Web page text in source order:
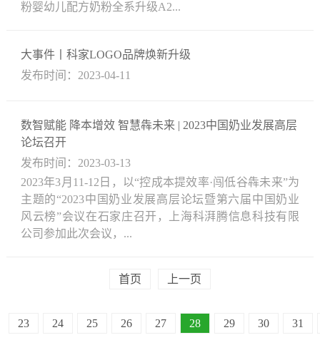
粉婴幼儿配方奶粉全系升级A2...
大事件丨科家LOGO品牌焕新升级
发布时间：2023-04-11
数智赋能 降本增效 智慧犇未来 | 2023中国奶业发展高层
论坛召开
发布时间：2023-03-13
2023年3月11-12日，以“控成本提效率·闯低谷犇未来”为
主题的“2023中国奶业发展高层论坛暨第六届中国奶业
风云榜”会议在石家庄召开，上海科湃腾信息科技有限
公司参加此次会议，...
首页 上一页
23 24 25 26 27 28 29 30 31